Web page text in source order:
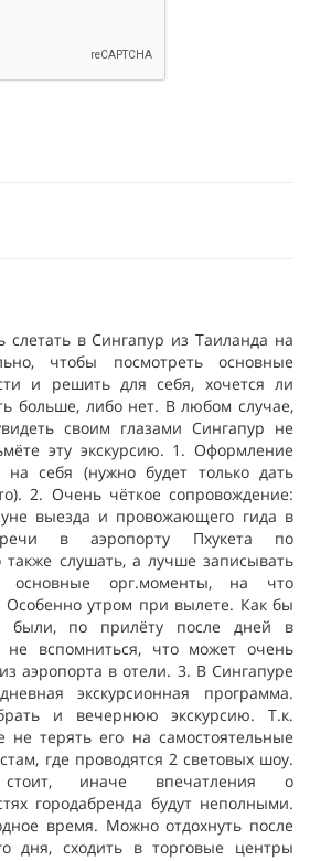
слетать в Сингапур из Таиланда на
чтобы посмотреть основные
и решить для себя, хочется ли
больше, либо нет. В любом случае,
своим глазами Сингапур не
эту экскурсию. 1. Оформление
на себя (нужно будет только дать
2. Очень чёткое сопровождение:
выезда и провожающего гида в
в аэропорту Пхукета по
слушать, а лучше записывать
основные орг.моменты, на что
утром при вылете. Как бы
были, по прилёту после дней в
не вспомниться, что может очень
аэропорта в отели. 3. В Сингапуре
экскурсионная программа.
и вечернюю экскурсию. Т.к.
терять его на самостоятельные
где проводятся 2 световых шоу.
иначе впечатления о
городабренда будут неполными.
время. Можно отдохнуть после
дня, сходить в торговые центры